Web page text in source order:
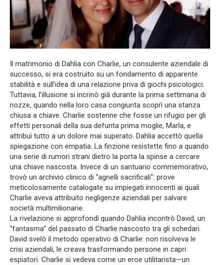
Il matrimonio di Dahlia con Charlie, un consulente aziendale di
successo, si era costruito su un fondamento di apparente
stabilità e sull’idea di una relazione priva di giochi psicologici.
Tuttavia, l’illusione si incrinò già durante la prima settimana di
nozze, quando nella loro casa congiunta scoprì una stanza
chiusa a chiave. Charlie sostenne che fosse un rifugio per gli
effetti personali della sua defunta prima moglie, Marla, e
attribuì tutto a un dolore mai superato. Dahlia accettò quella
spiegazione con empatia. La finzione resistette fino a quando
una serie di rumori strani dietro la porta la spinse a cercare
una chiave nascosta. Invece di un santuario commemorativo,
trovò un archivio clinico di “agnelli sacrificali”: prove
meticolosamente catalogate su impiegati innocenti ai quali
Charlie aveva attribuito negligenze aziendali per salvare
società multimilionarie.
La rivelazione si approfondì quando Dahlia incontrò David, un
“fantasma” del passato di Charlie nascosto tra gli schedari.
David svelò il metodo operativo di Charlie: non risolveva le
crisi aziendali, le creava trasformando persone in capri
espiatori. Charlie si vedeva come un eroe utilitarista—un